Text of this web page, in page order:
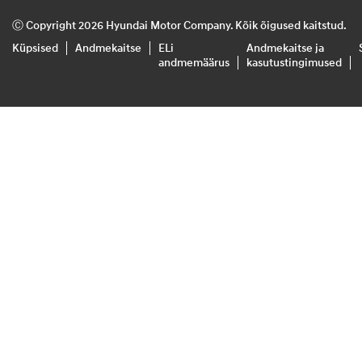
Ⓒ Copyright 2026 Hyundai Motor Company. Kõik õigused kaitstud.
Küpsised
Andmekaitse
ELi
andmemäärus
Andmekaitse ja
kasutustingimused